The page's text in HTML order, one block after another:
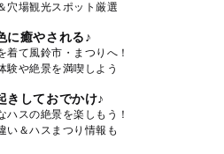
穴場観光スポット厳選
に癒やされる♪
着て風鈴市・まつりへ！
験や絶景を満喫しよう
きしておでかけ♪
ハスの絶景を楽しもう！
い＆ハスまつり情報も